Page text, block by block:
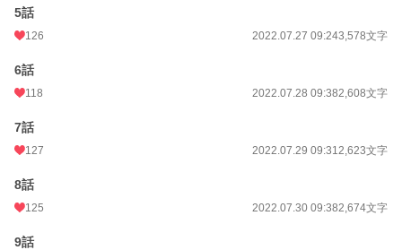
5話
126 2022.07.27 09:243,578文字
6話
118 2022.07.28 09:382,608文字
7話
127 2022.07.29 09:312,623文字
8話
125 2022.07.30 09:382,674文字
9話